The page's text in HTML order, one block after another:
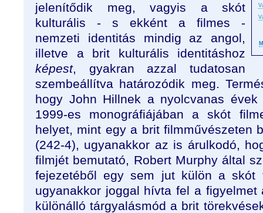
jelenítődik meg, vagyis a skót
kulturális - s ekként a filmes -
nemzeti identitás mindig az angol,
illetve a brit kulturális identitáshoz
képest, gyakran azzal tudatosan
szembeállítva határozódik meg.
hogy John Hillnek a nyolcvanas
1999-es monográfiájában a skót
helyet, mint egy a brit filmművészeten
(242-4), ugyanakkor az is árulkodó,
filmjét bemutató, Robert Murphy által
fejezetéből egy sem jut külön a skót
ugyanakkor joggal hívta fel a
különálló tárgyalásmód a brit